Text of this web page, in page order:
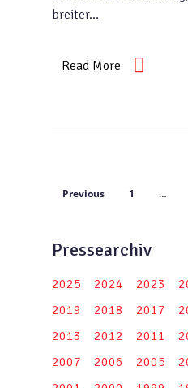
breiter…
Read More
Previous 1 …
Pressearchiv
2025 2024 2023
2019
2018 2017
2013
2012 2011
2007
2006 2005